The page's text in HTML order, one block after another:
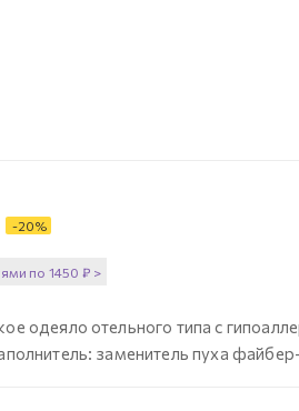
-20%
по 1450 ₽ >
одеяло отельного типа с
заменитель пуха